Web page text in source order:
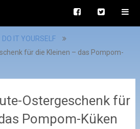
DO IT YOURSELF
für die Kleinen – das Pompom-
Ostergeschenk für
Pompom-Küken